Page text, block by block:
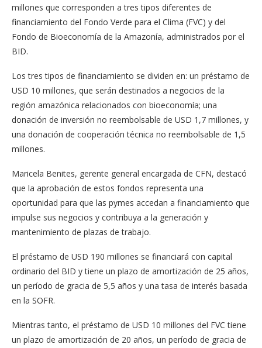
millones que corresponden a tres tipos diferentes de
financiamiento del Fondo Verde para el Clima (FVC) y del
Fondo de Bioeconomía de la Amazonía, administrados por el
BID.
Los tres tipos de financiamiento se dividen en: un préstamo de
USD 10 millones, que serán destinados a negocios de la
región amazónica relacionados con bioeconomía; una
donación de inversión no reembolsable de USD 1,7 millones, y
una donación de cooperación técnica no reembolsable de 1,5
millones.
Maricela Benites, gerente general encargada de CFN, destacó
que la aprobación de estos fondos representa una
oportunidad para que las pymes accedan a financiamiento que
impulse sus negocios y contribuya a la generación y
mantenimiento de plazas de trabajo.
El préstamo de USD 190 millones se financiará con capital
ordinario del BID y tiene un plazo de amortización de 25 años,
un período de gracia de 5,5 años y una tasa de interés basada
en la SOFR.
Mientras tanto, el préstamo de USD 10 millones del FVC tiene
un plazo de amortización de 20 años, un período de gracia de